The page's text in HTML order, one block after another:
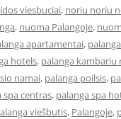
viesbuciai, noriu noriu
, nuoma Palangoje,
apartamentai,
hotels, palanga kambariu
namai, palanga poilsis,
spa centras, palanga spa
viešbutis, Palangoje,